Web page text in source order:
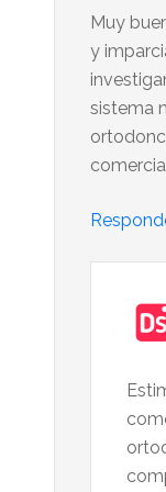
Muy
y
sistema